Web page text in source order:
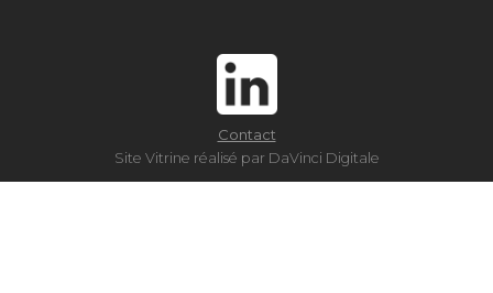
Site Vitrine réalisé par DaVinci Digitale
Contact